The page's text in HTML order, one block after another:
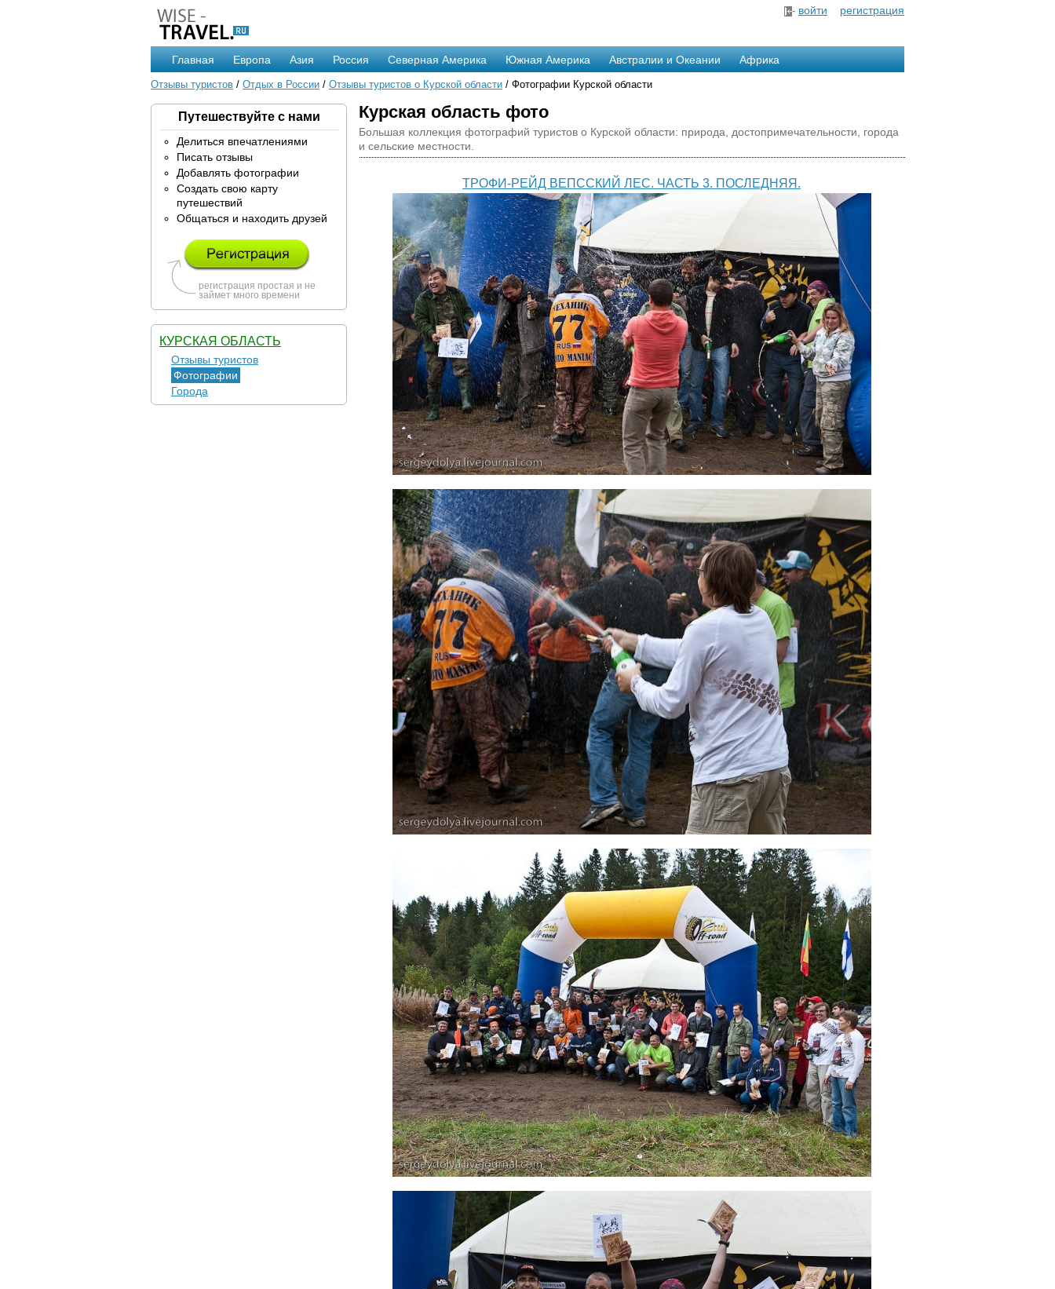
войти регистрация
Главная Европа Азия Россия Северная Америка Южная Америка Австралии и Океании Африка
Отзывы туристов / Отдых в России / Отзывы туристов о Курской области / Фотографии Курской области
Путешествуйте с нами
Делиться впечатлениями
Писать отзывы
Добавлять фотографии
Создать свою карту
путешествий
Общаться и находить друзей
регистрация простая и не
займет много времени
КУРСКАЯ ОБЛАСТЬ
Отзывы туристов
Фотографии
Города
Курская область фото
Большая коллекция фотографий туристов о Курской области: природа, достопримечательности, города
и сельские местности.
ТРОФИ-РЕЙД ВЕПССКИЙ ЛЕС. ЧАСТЬ 3. ПОСЛЕДНЯЯ.